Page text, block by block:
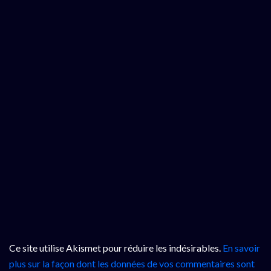
Ce site utilise Akismet pour réduire les indésirables. En savoir
plus sur la façon dont les données de vos commentaires sont